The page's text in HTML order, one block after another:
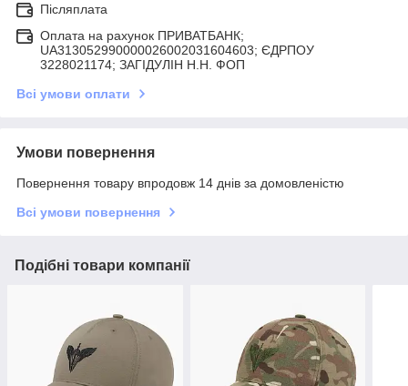
Післяплата
Оплата на рахунок ПРИВАТБАНК;
UA313052990000026002031604603; ЄДРПОУ
3228021174; ЗАГIДУЛIН Н.Н. ФОП
Всі умови оплати
Умови повернення
Повернення товару впродовж 14 днів за домовленістю
Всі умови повернення
Подібні товари компанії